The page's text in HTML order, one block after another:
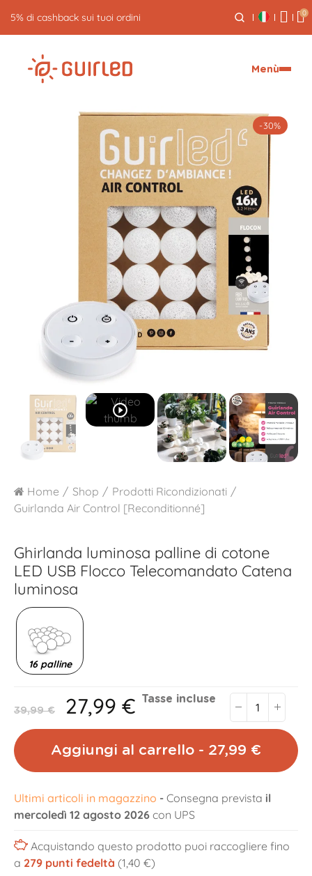
5% di cashback sui tuoi ordini 0
Menù
-30%
play_circle_outline
Home Shop
Prodotti Ricondizionati
Guirlanda Air Control [Reconditionné]
Ghirlanda luminosa palline di cotone
LED USB Flocco Telecomandato Catena
luminosa
16 palline
39,99 € 27,99 € Tasse incluse
Aggiungi al carrello - 27,99 €
Ultimi articoli in magazzino - Consegna prevista il
mercoledì 12 agosto 2026 con UPS
Acquistando questo prodotto puoi raccogliere fino
a 279 punti fedeltà (1,40 €)